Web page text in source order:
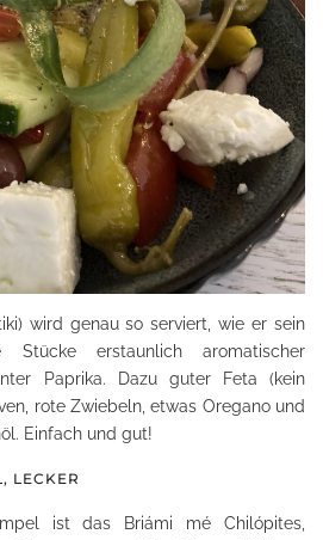
wird genau so serviert, wie er sein
Stücke erstaunlich aromatischer
Paprika. Dazu guter Feta (kein
rote Zwiebeln, etwas Oregano und
Einfach und gut!
LECKER
ist das Briámi mé Chilópites,